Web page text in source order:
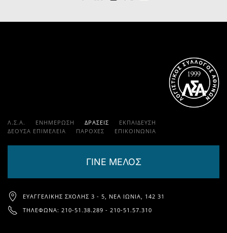
Λ.Σ.Α. ΕΝΗΜΕΡΩΣΗ ΔΡΑΣΕΙΣ
ΕΚΠΑΊΔΕΥΣΗ
ΔΕΟΥΣΑ ΕΠΙΜΕΛΕΙΑ
ΠΑΡΟΧΈΣ ΕΠΙΚΟΙΝΩΝΊΑ
ΓΙΝΕ ΜΕΛΟΣ
ΕΥΑΓΓΕΛΙΚΉΣ ΣΧΟΛΉΣ 3 - 5, ΝΈΑ ΙΩΝΊΑ, 142 31
ΤΗΛΈΦΩΝΑ: 210-51.38.289 - 210-51.57.310